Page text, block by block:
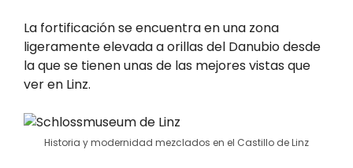
La fortificación se encuentra en una zona
ligeramente elevada a orillas del Danubio desde
la que se tienen unas de las mejores vistas que
ver en Linz.
Historia y modernidad mezclados en el Castillo de Linz